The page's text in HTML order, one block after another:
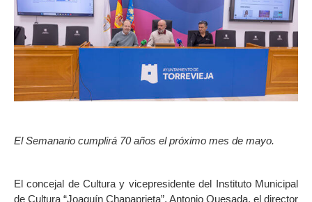
El Semanario cumplirá 70 años el próximo mes de mayo.
El concejal de Cultura y vicepresidente del Instituto Municipal
de Cultura “Joaquín Chapaprieta”, Antonio Quesada, el director